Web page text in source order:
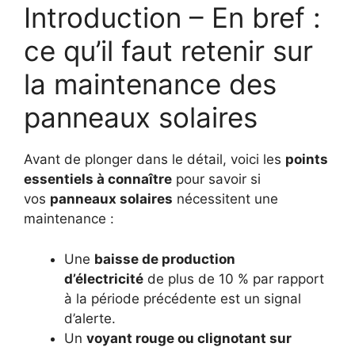
Introduction – En bref :
ce qu’il faut retenir sur
la maintenance des
panneaux solaires
Avant de plonger dans le détail, voici les points
essentiels à connaître pour savoir si
vos panneaux solaires nécessitent une
maintenance :
Une baisse de production
d’électricité de plus de 10 % par rapport
à la période précédente est un signal
d’alerte.
Un voyant rouge ou clignotant sur